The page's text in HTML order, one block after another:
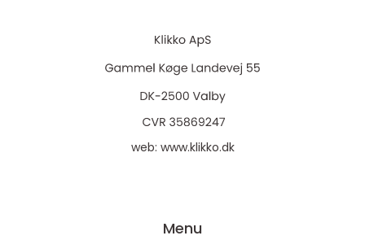
web: www.klikko.dk
Menu